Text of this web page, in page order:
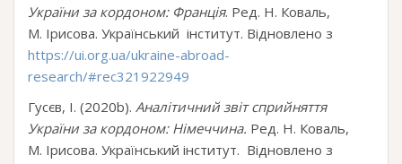
України за кордоном: Франція. Ред. Н. Коваль,
М. Ірисова. Український інститут. Відновлено з
https://ui.org.ua/ukraine-abroad-
research/#rec321922949
Гусєв, І. (2020b). Аналітичний звіт сприйняття
України за кордоном: Німеччина. Ред. Н. Коваль,
М. Ірисова. Український інститут. Відновлено з